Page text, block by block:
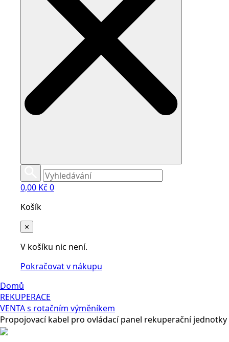
0,00 Kč 0
Košík
×
V košíku nic není.
Pokračovat v nákupu
Domů
REKUPERACE
VENTA s rotačním výměníkem
Propojovací kabel pro ovládací panel rekuperační jednotky